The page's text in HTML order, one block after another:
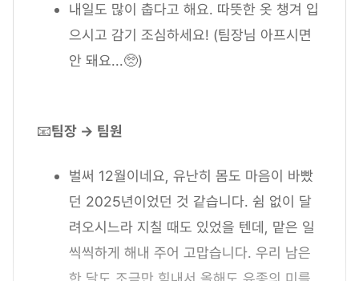
내일도 많이 춥다고 해요. 따뜻한 옷 챙겨 입
으시고 감기 조심하세요! (팀장님 아프시면
안 돼요...🥺)
📧팀장 → 팀원
벌써 12월이네요, 유난히 몸도 마음이 바빴
던 2025년이었던 것 같습니다. 쉼 없이 달
려오시느라 지칠 때도 있었을 텐데, 맡은 일
씩씩하게 해내 주어 고맙습니다. 우리 남은